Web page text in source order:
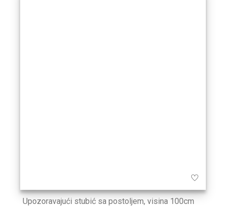
Upozoravajući stubić sa postoljem, visina 100cm